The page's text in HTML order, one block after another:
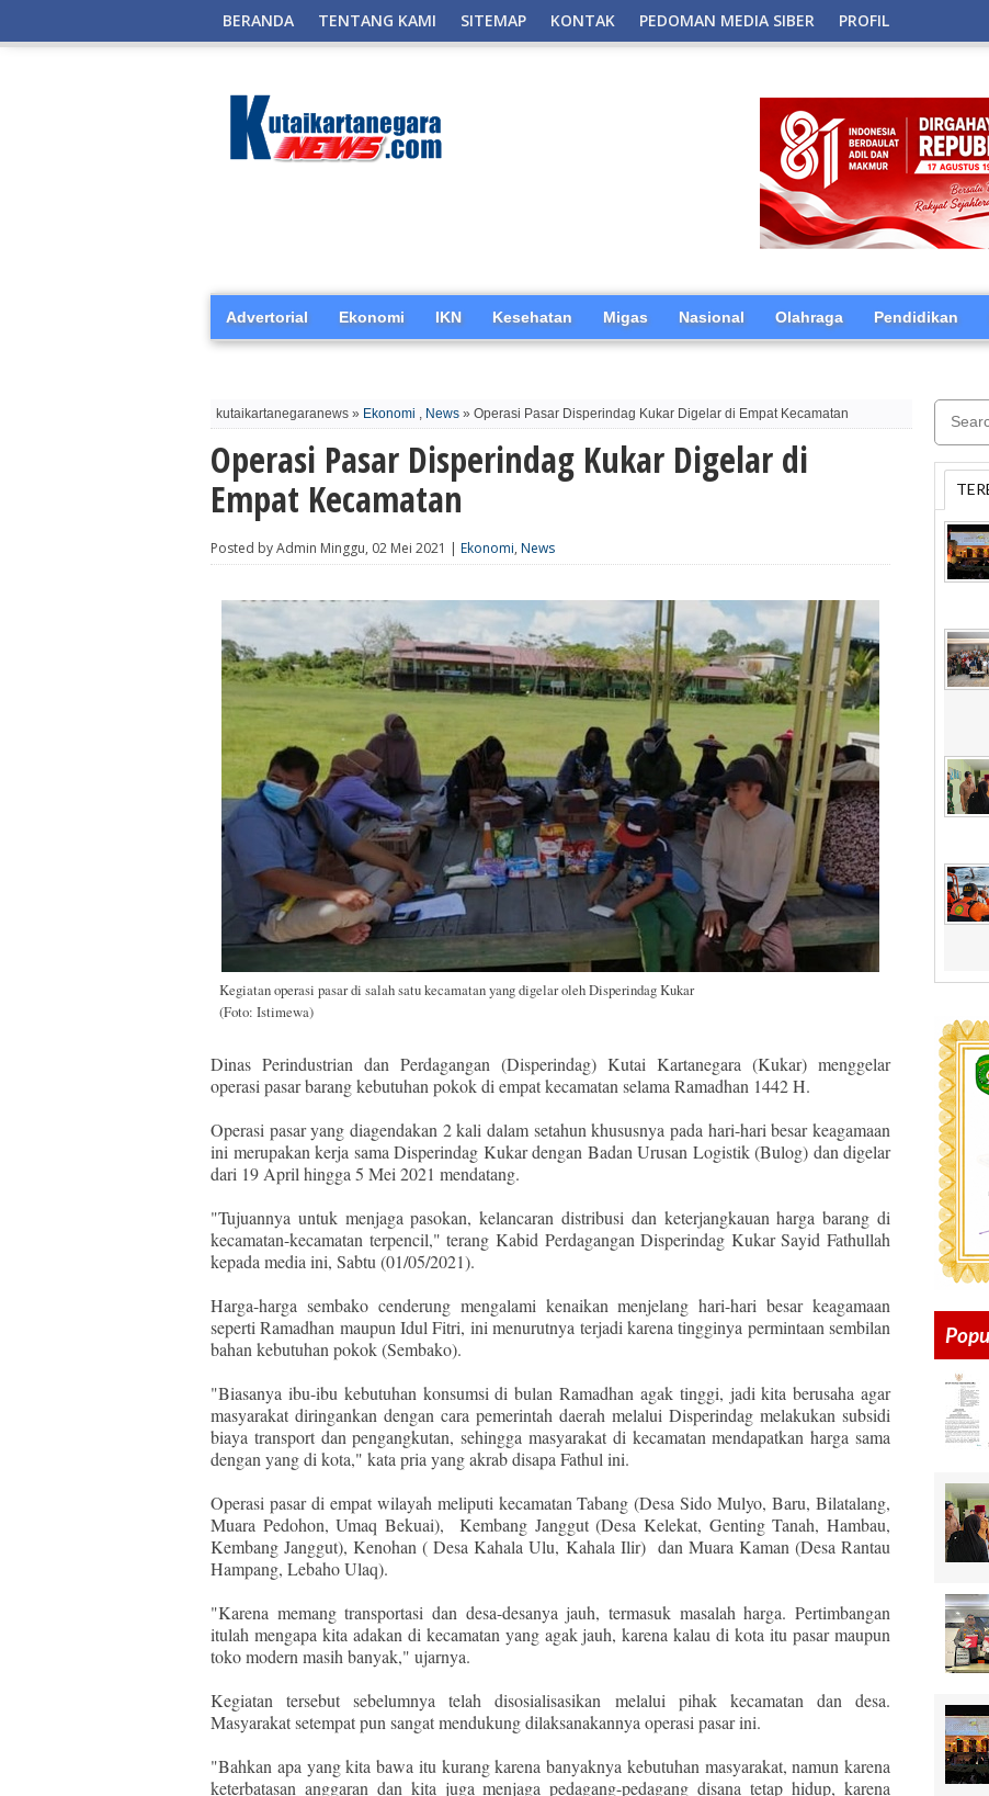
BERANDA TENTANG KAMI SITEMAP KONTAK PEDOMAN MEDIA SIBER PROFIL
Advertorial Ekonomi IKN Kesehatan Migas Nasional Olahraga Pendidikan
kutaikartanegaranews » Ekonomi , News » Operasi Pasar Disperindag Kukar Digelar di Empat Kecamatan
Operasi Pasar Disperindag Kukar Digelar di
Empat Kecamatan
Posted by Admin Minggu, 02 Mei 2021 | Ekonomi, News
Kegiatan operasi pasar di salah satu kecamatan yang digelar oleh Disperindag Kukar
(Foto: Istimewa)
Dinas Perindustrian dan Perdagangan (Disperindag) Kutai Kartanegara (Kukar) menggelar
operasi pasar barang kebutuhan pokok di empat kecamatan selama Ramadhan 1442 H.
Operasi pasar yang diagendakan 2 kali dalam setahun khususnya pada hari-hari besar keagamaan
ini merupakan kerja sama Disperindag Kukar dengan Badan Urusan Logistik (Bulog) dan digelar
dari 19 April hingga 5 Mei 2021 mendatang.
"Tujuannya untuk menjaga pasokan, kelancaran distribusi dan keterjangkauan harga barang di
kecamatan-kecamatan terpencil," terang Kabid Perdagangan Disperindag Kukar Sayid Fathullah
kepada media ini, Sabtu (01/05/2021).
Harga-harga sembako cenderung mengalami kenaikan menjelang hari-hari besar keagamaan
seperti Ramadhan maupun Idul Fitri, ini menurutnya terjadi karena tingginya permintaan sembilan
bahan kebutuhan pokok (Sembako).
"Biasanya ibu-ibu kebutuhan konsumsi di bulan Ramadhan agak tinggi, jadi kita berusaha agar
masyarakat diringankan dengan cara pemerintah daerah melalui Disperindag melakukan subsidi
biaya transport dan pengangkutan, sehingga masyarakat di kecamatan mendapatkan harga sama
dengan yang di kota," kata pria yang akrab disapa Fathul ini.
Operasi pasar di empat wilayah meliputi kecamatan Tabang (Desa Sido Mulyo, Baru, Bilatalang,
Muara Pedohon, Umaq Bekuai), Kembang Janggut (Desa Kelekat, Genting Tanah, Hambau,
Kembang Janggut), Kenohan ( Desa Kahala Ulu, Kahala Ilir) dan Muara Kaman (Desa Rantau
Hampang, Lebaho Ulaq).
"Karena memang transportasi dan desa-desanya jauh, termasuk masalah harga. Pertimbangan
itulah mengapa kita adakan di kecamatan yang agak jauh, karena kalau di kota itu pasar maupun
toko modern masih banyak," ujarnya.
Kegiatan tersebut sebelumnya telah disosialisasikan melalui pihak kecamatan dan desa.
Masyarakat setempat pun sangat mendukung dilaksanakannya operasi pasar ini.
"Bahkan apa yang kita bawa itu kurang karena banyaknya kebutuhan masyarakat, namun karena
keterbatasan anggaran dan kita juga menjaga pedagang-pedagang disana tetap hidup, karena